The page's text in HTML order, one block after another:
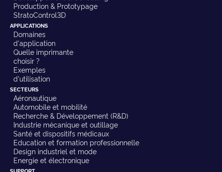
Production & Prototypage
StratoControl3D
APPLICATIONS
Domaines
d'application
Quelle imprimante
choisir ?
Exemples
d'utilisation
SECTEURS
Aéronautique
Automobile et mobilité
Recherche & Développement (R&D)
Industrie mécanique et outillage
Santé et dispositifs médicaux
Education et formation professionnelle
Design industriel et mode
Energie et électronique